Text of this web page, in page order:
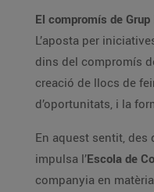
El compromís de
L’aposta per
dins del compromís
creació de llocs de
d’oportunitats, i la
En aquest sentit, des
impulsa l’Escola de
companyia en